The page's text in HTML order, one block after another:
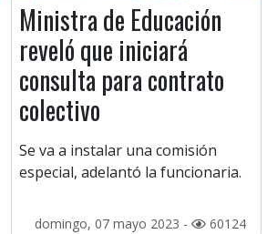
Ministra de Educación
reveló que iniciará
consulta para contrato
colectivo
Se va a instalar una comisión
especial, adelantó la funcionaria.
domingo, 07 mayo 2023 - 60124